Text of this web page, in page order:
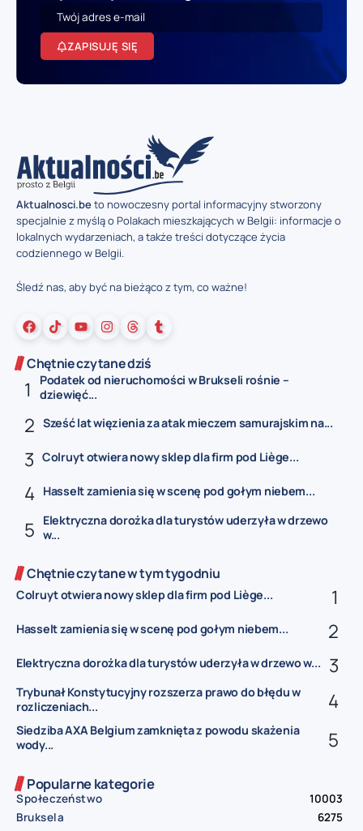
ZAPISUJĘ SIĘ
Aktualnosci.beto nowoczesny portal informacyjny stworzony
specjalnie z myślą o Polakach mieszkających w Belgii: informacje o
lokalnych wydarzeniach, a także treści dotyczące życia
codziennego w Belgii.
Śledź nas, aby być na bieżąco z tym, co ważne!
Chętnie czytane dziś
Podatek od nieruchomości w Brukseli rośnie –
dziewięć...
Sześć lat więzienia za atak mieczem samurajskim na...
Colruyt otwiera nowy sklep dla firm pod Liège...
Hasselt zamienia się w scenę pod gołym niebem...
Elektryczna dorożka dla turystów uderzyła w drzewo
w...
Chętnie czytane w tym tygodniu
Colruyt otwiera nowy sklep dla firm pod Liège...
Hasselt zamienia się w scenę pod gołym niebem...
Elektryczna dorożka dla turystów uderzyła w drzewo w...
Trybunał Konstytucyjny rozszerza prawo do błędu w
rozliczeniach...
Siedziba AXA Belgium zamknięta z powodu skażenia
wody...
Popularne kategorie
Społeczeństwo
10003
Bruksela
6275